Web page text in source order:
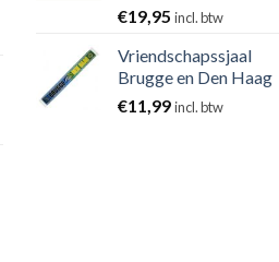
€19,95 incl. btw
Vriendschapssjaal
Brugge en Den Haag
€11,99incl. btw